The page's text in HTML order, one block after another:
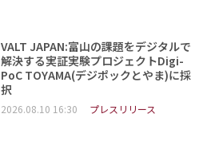
VALT JAPAN:富山の課題をデジタルで
解決する実証実験プロジェクトDigi-
PoC TOYAMA(デジポックとやま)に採
択
2026.08.10 16:30 プレスリリース